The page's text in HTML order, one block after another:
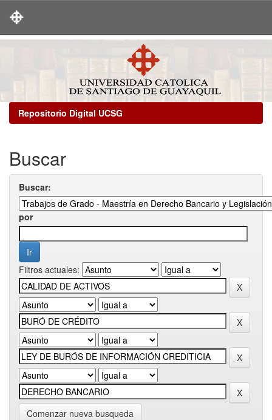
Repositorio Digital UCSG
Buscar
Buscar:
por
Filtros actuales:
Comenzar nueva busqueda